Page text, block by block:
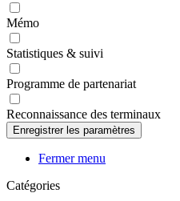
Mémo
Statistiques & suivi
Programme de partenariat
Reconnaissance des terminaux
Fermer menu
Catégories